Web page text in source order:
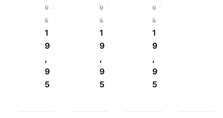
9
5
1
9
,
9
5
9
5
1
9
,
9
5
9
5
1
9
,
9
5